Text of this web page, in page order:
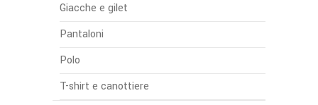
Giacche e gilet
Pantaloni
Polo
T-shirt e canottiere